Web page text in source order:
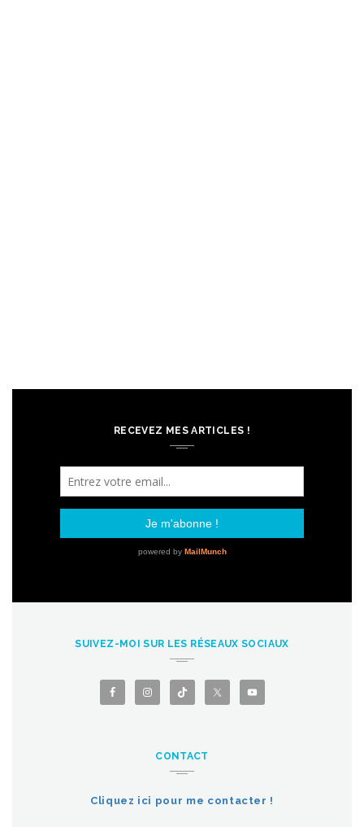
RECEVEZ MES ARTICLES !
SUIVEZ-MOI SUR LES RÉSEAUX SOCIAUX
CONTACT
Cliquez ici pour me contacter !